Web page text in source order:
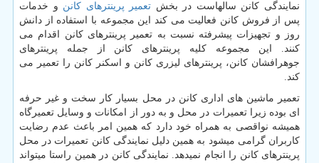
نمایندگی کانن سالهاست در بخش تعمیر پرینترهای کانن و خدمات
پس از فروش کانن فعالیت می کند این مجموعه با استفاده از دانش
روز و تجهیزات پیشرفته نسبت به تعمیر پرینترهای کانن اقدام می
کنند. این مجموعه کلیه پرینترهای کانن از جمله پرینترهای
جوهرافشان کانن، پرینترهای لیزری کانن و اسکنر کانن را تعمیر می
کند.
تعمیر ماشین های اداری کانن در محل بسیار کار سخت و غیر حرفه
ای بوده زیرا تعمیرات در محل و به دور از امکانات و وسایل تعمیرگاه
همیشه نواقصی به همراه خود دارد که همین امر باعث عدم رضایت
کاربران گرامی میشود به همین دلیل نمایندگی کانن تعمیرات در محل
پرینترهای کانن را انجام نمیدهد. نمایندگی کانن در همین راستا میتواند